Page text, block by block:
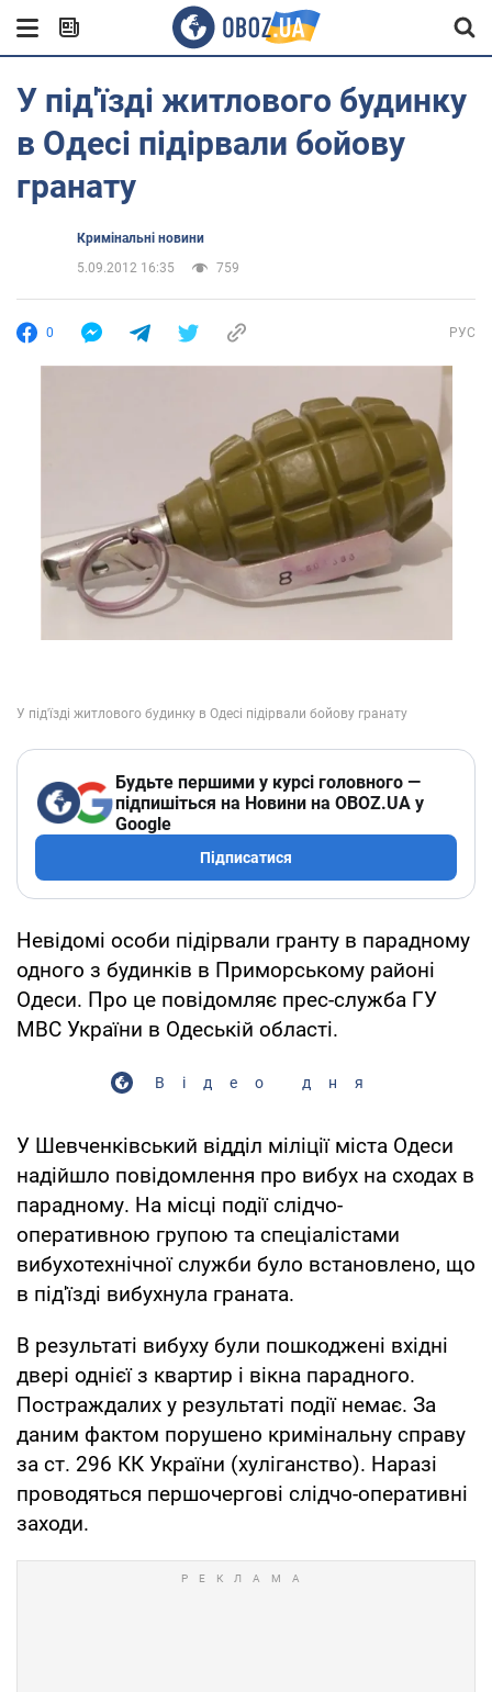
У під'їзді житлового будинку
в Одесі підірвали бойову
гранату
Кримінальні новини
5.09.2012 16:35
759
0 РУС
Будьте першими у курсі головного —
підпишіться на Новини на OBOZ.UA у
Google
Підписатися
Невідомі особи підірвали гранту в парадному
одного з будинків в Приморському районі
Одеси. Про це повідомляє прес-служба ГУ
МВС України в Одеській області.
Відео дня
У Шевченківський відділ міліції міста Одеси
надійшло повідомлення про вибух на сходах в
парадному. На місці події слідчо-
оперативною групою та спеціалістами
вибухотехнічної служби було встановлено, що
в під'їзді вибухнула граната.
В результаті вибуху були пошкоджені вхідні
двері однієї з квартир і вікна парадного.
Постраждалих у результаті події немає. За
даним фактом порушено кримінальну справу
за ст. 296 КК України (хуліганство). Наразі
проводяться першочергові слідчо-оперативні
заходи.